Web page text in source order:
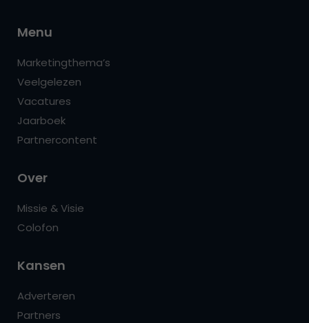
Menu
Marketingthema’s
Veelgelezen
Vacatures
Jaarboek
Partnercontent
Over
Missie & Visie
Colofon
Kansen
Adverteren
Partners